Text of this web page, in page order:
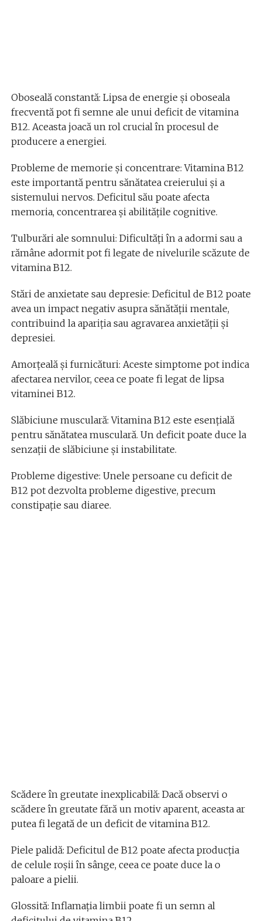
Oboseală constantă: Lipsa de energie și oboseala
frecventă pot fi semne ale unui deficit de vitamina
B12. Aceasta joacă un rol crucial în procesul de
producere a energiei.
Probleme de memorie și concentrare: Vitamina B12
este importantă pentru sănătatea creierului și a
sistemului nervos. Deficitul său poate afecta
memoria, concentrarea și abilitățile cognitive.
Tulburări ale somnului: Dificultăți în a adormi sau a
rămâne adormit pot fi legate de nivelurile scăzute de
vitamina B12.
Stări de anxietate sau depresie: Deficitul de B12 poate
avea un impact negativ asupra sănătății mentale,
contribuind la apariția sau agravarea anxietății și
depresiei.
Amorțeală și furnicături: Aceste simptome pot indica
afectarea nervilor, ceea ce poate fi legat de lipsa
vitaminei B12.
Slăbiciune musculară: Vitamina B12 este esențială
pentru sănătatea musculară. Un deficit poate duce la
senzații de slăbiciune și instabilitate.
Probleme digestive: Unele persoane cu deficit de
B12 pot dezvolta probleme digestive, precum
constipație sau diaree.
Scădere în greutate inexplicabilă: Dacă observi o
scădere în greutate fără un motiv aparent, aceasta ar
putea fi legată de un deficit de vitamina B12.
Piele palidă: Deficitul de B12 poate afecta producția
de celule roșii în sânge, ceea ce poate duce la o
paloare a pielii.
Glossită: Inflamația limbii poate fi un semn al